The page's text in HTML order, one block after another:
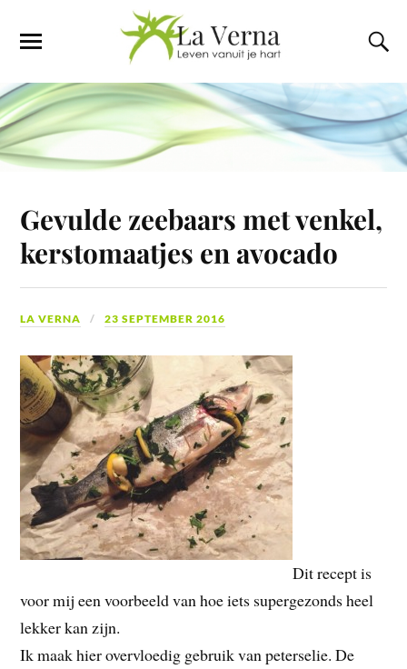
Gevulde zeebaars met venkel,
kerstomaatjes en avocado
LA VERNA 23 SEPTEMBER 2016
Dit recept is
voor mij een voorbeeld van hoe iets supergezonds heel
lekker kan zijn.
Ik maak hier overvloedig gebruik van peterselie. De